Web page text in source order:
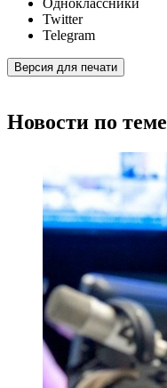
Одноклассники
Twitter
Telegram
Версия для печати
Новости по теме